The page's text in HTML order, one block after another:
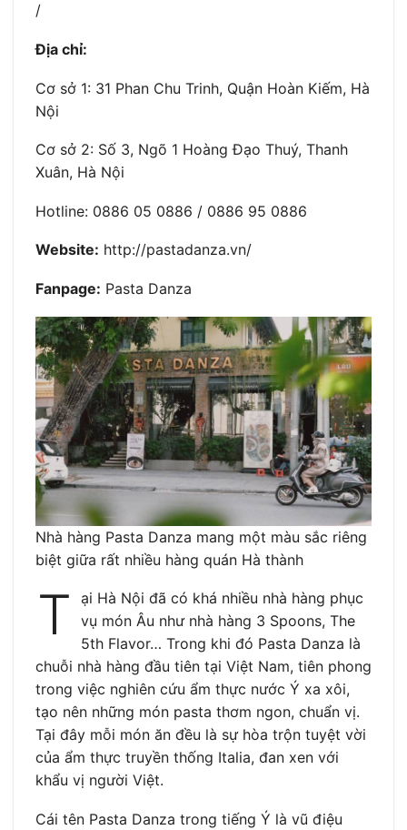
/
Địa chỉ:
Cơ sở 1: 31 Phan Chu Trinh, Quận Hoàn Kiếm, Hà
Nội
Cơ sở 2: Số 3, Ngõ 1 Hoàng Đạo Thuý, Thanh
Xuân, Hà Nội
Hotline: 0886 05 0886 / 0886 95 0886
Website: http://pastadanza.vn/
Fanpage: Pasta Danza
Nhà hàng Pasta Danza mang một màu sắc riêng
biệt giữa rất nhiều hàng quán Hà thành
T
ại Hà Nội đã có khá nhiều nhà hàng phục
vụ món Âu như nhà hàng 3 Spoons, The
5th Flavor… Trong khi đó Pasta Danza là
chuỗi nhà hàng đầu tiên tại Việt Nam, tiên phong
trong việc nghiên cứu ẩm thực nước Ý xa xôi,
tạo nên những món pasta thơm ngon, chuẩn vị.
Tại đây mỗi món ăn đều là sự hòa trộn tuyệt vời
của ẩm thực truyền thống Italia, đan xen với
khẩu vị người Việt.
Cái tên Pasta Danza trong tiếng Ý là vũ điệu